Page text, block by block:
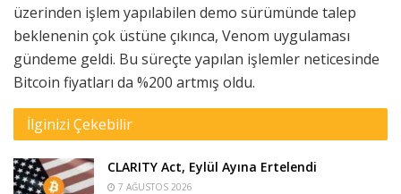
üzerinden işlem yapılabilen demo sürümünde talep
beklenenin çok üstüne çıkınca, Venom uygulaması
gündeme geldi. Bu süreçte yapılan işlemler neticesinde
Bitcoin fiyatları da %200 artmış oldu.
İlginizi Çekebilir
CLARITY Act, Eylül Ayına Ertelendi
7 AĞUSTOS 2026